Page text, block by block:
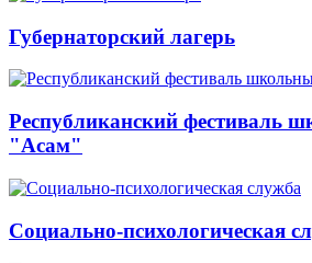
Губернаторский лагерь
Республиканский фестиваль
"Асам"
Социально-психологическая